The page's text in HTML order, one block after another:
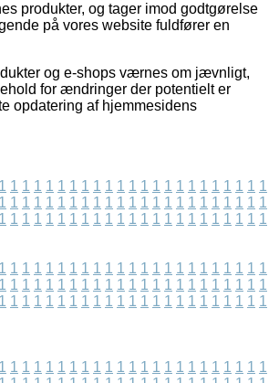
produkter, og tager imod godtgørelse
på vores website fuldfører en
og e-shops værnes om jævnligt,
for ændringer der potentielt er
opdatering af hjemmesidens
1 1 1 1 1 1 1 1 1 1 1 1 1 1 1 1 1 1 1 1 1 1 1
1 1 1 1 1 1 1 1 1 1 1 1 1 1 1 1 1 1 1 1 1 1 1
1 1 1 1 1 1 1 1 1 1 1 1 1 1 1 1 1 1 1 1 1 1 1
1 1 1 1 1 1 1 1 1 1 1 1 1 1 1 1 1 1 1 1 1 1 1
1 1 1 1 1 1 1 1 1 1 1 1 1 1 1 1 1 1 1 1 1 1 1
1 1 1 1 1 1 1 1 1 1 1 1 1 1 1 1 1 1 1 1 1 1 1
1 1 1 1 1 1 1 1 1 1 1 1 1 1 1 1 1 1 1 1 1 1 1